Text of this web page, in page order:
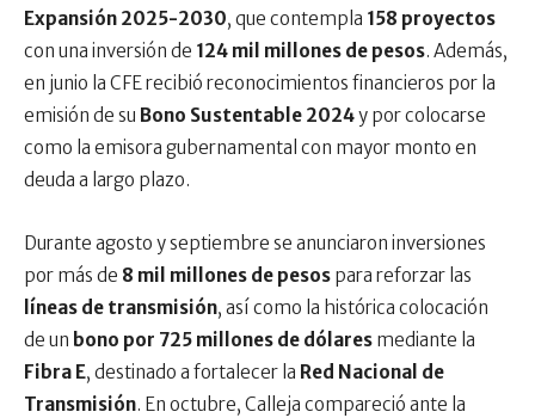
Expansión 2025-2030, que contempla 158 proyectos
con una inversión de 124 mil millones de pesos. Además,
en junio la CFE recibió reconocimientos financieros por la
emisión de su Bono Sustentable 2024y por colocarse
como la emisora gubernamental con mayor monto en
deuda a largo plazo.
Durante agosto y septiembre se anunciaron inversiones
por más de 8 mil millones de pesos para reforzar las
líneas de transmisión, así como la histórica colocación
de un bono por 725 millones de dólares mediante la
Fibra E, destinado a fortalecer la Red Nacional de
Transmisión. En octubre, Calleja compareció ante la